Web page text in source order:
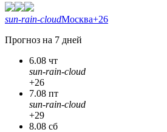
sun-rain-cloudМосква+26
Прогноз на 7 дней
6.08 чт
sun-rain-cloud
+26
7.08 пт
sun-rain-cloud
+29
8.08 сб